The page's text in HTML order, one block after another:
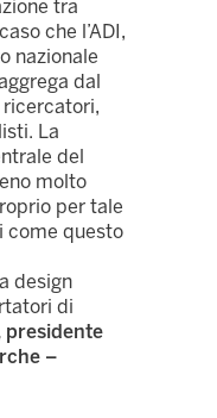
tra
che l’ADI,
nazionale
dal
La
del
molto
per tale
come questo
design
di
presidente
–